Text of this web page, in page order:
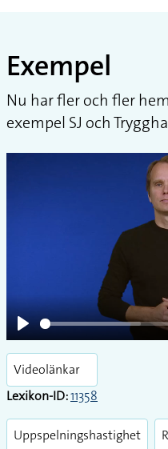
Exempel
Nu har fler och fler
exempel SJ och
Play
Videolänkar
Lexikon-ID:11358
Uppspelningshastighet